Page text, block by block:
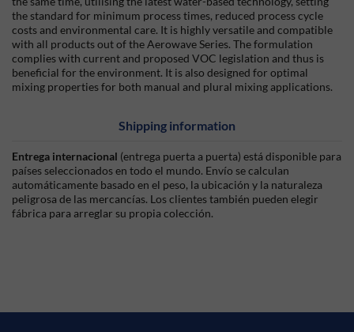
the standard for minimum process times, reduced process cycle
costs and environmental care. It is highly versatile and compatible
with all products out of the Aerowave Series. The formulation
complies with current and proposed VOC legislation and thus is
beneficial for the environment. It is also designed for optimal
mixing properties for both manual and plural mixing applications.
Shipping information
Entrega internacional (entrega puerta a puerta) está disponible para
países seleccionados en todo el mundo. Envío se calculan
automáticamente basado en el peso, la ubicación y la naturaleza
peligrosa de las mercancías. Los clientes también pueden elegir
fábrica para arreglar su propia colección.